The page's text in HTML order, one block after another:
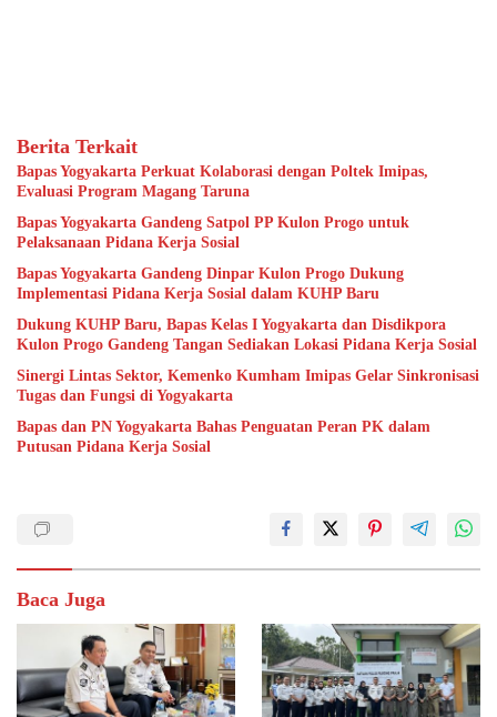
Berita Terkait
Bapas Yogyakarta Perkuat Kolaborasi dengan Poltek Imipas,
Evaluasi Program Magang Taruna
Bapas Yogyakarta Gandeng Satpol PP Kulon Progo untuk
Pelaksanaan Pidana Kerja Sosial
Bapas Yogyakarta Gandeng Dinpar Kulon Progo Dukung
Implementasi Pidana Kerja Sosial dalam KUHP Baru
Dukung KUHP Baru, Bapas Kelas I Yogyakarta dan Disdikpora
Kulon Progo Gandeng Tangan Sediakan Lokasi Pidana Kerja Sosial
Sinergi Lintas Sektor, Kemenko Kumham Imipas Gelar Sinkronisasi
Tugas dan Fungsi di Yogyakarta
Bapas dan PN Yogyakarta Bahas Penguatan Peran PK dalam
Putusan Pidana Kerja Sosial
Baca Juga